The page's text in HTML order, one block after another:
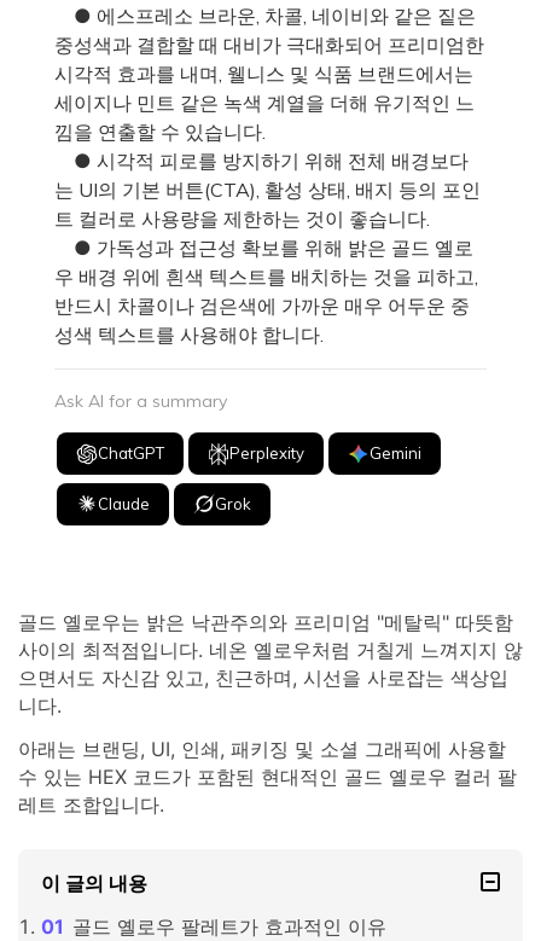
● 에스프레소 브라운, 차콜, 네이비와 같은 짙은
중성색과 결합할 때 대비가 극대화되어 프리미엄한
시각적 효과를 내며, 웰니스 및 식품 브랜드에서는
세이지나 민트 같은 녹색 계열을 더해 유기적인 느
낌을 연출할 수 있습니다.
● 시각적 피로를 방지하기 위해 전체 배경보다
는 UI의 기본 버튼(CTA), 활성 상태, 배지 등의 포인
트 컬러로 사용량을 제한하는 것이 좋습니다.
● 가독성과 접근성 확보를 위해 밝은 골드 옐로
우 배경 위에 흰색 텍스트를 배치하는 것을 피하고,
반드시 차콜이나 검은색에 가까운 매우 어두운 중
성색 텍스트를 사용해야 합니다.
Ask AI for a summary
ChatGPT Perplexity Gemini
Claude Grok
골드 옐로우는 밝은 낙관주의와 프리미엄 "메탈릭" 따뜻함
사이의 최적점입니다. 네온 옐로우처럼 거칠게 느껴지지 않
으면서도 자신감 있고, 친근하며, 시선을 사로잡는 색상입
니다.
아래는 브랜딩, UI, 인쇄, 패키징 및 소셜 그래픽에 사용할
수 있는 HEX 코드가 포함된 현대적인 골드 옐로우 컬러 팔
레트 조합입니다.
이 글의 내용
골드 옐로우 팔레트가 효과적인 이유